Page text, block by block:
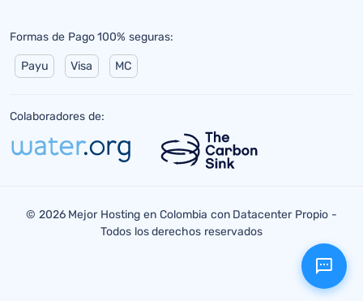
Formas de Pago 100% seguras:
Payu Visa MC
Colaboradores de:
© 2026 Mejor Hosting en Colombia con Datacenter Propio -
Todos los derechos reservados